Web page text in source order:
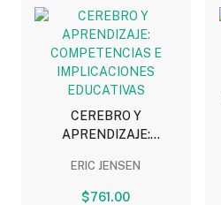
CEREBRO Y
APRENDIZAJE:
IMPLICACIONES
EDUCATIVAS
ERIC JENSEN
$761.00